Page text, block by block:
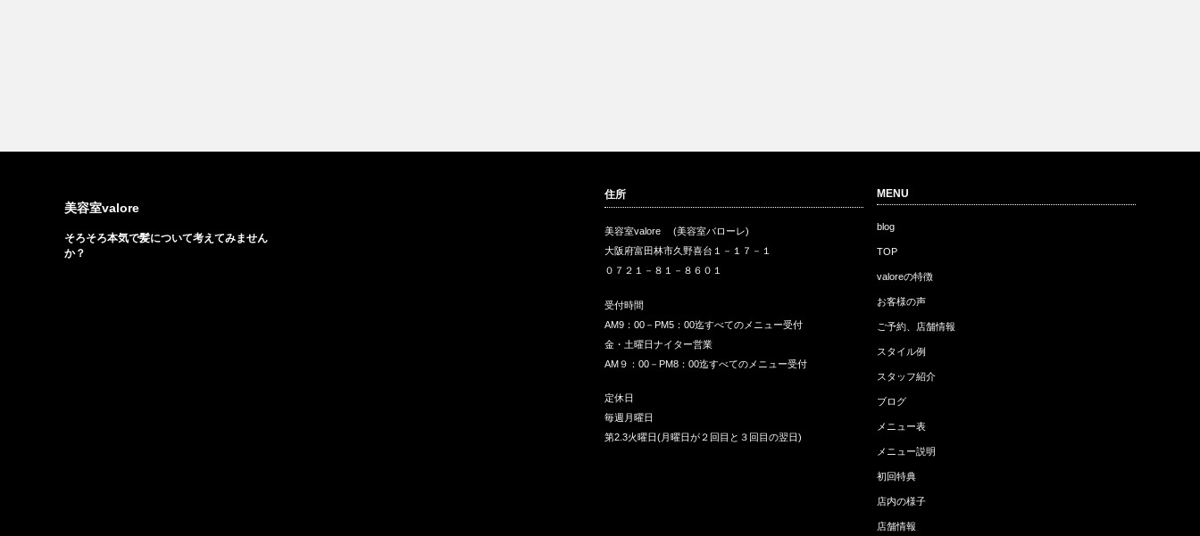
美容室valore
そろそろ本気で髪について考えてみません
か？
住所
美容室valore (美容室バローレ)
大阪府富田林市久野喜台１－１７－１
０７２１－８１－８６０１
受付時間
AM9：00－PM5：00迄すべてのメニュー受付
金・土曜日ナイター営業
AM９：00－PM8：00迄すべてのメニュー受付
定休日
毎週月曜日
第2.3火曜日(月曜日が２回目と３回目の翌日)
MENU
blog
TOP
valoreの特徴
お客様の声
ご予約、店舗情報
スタイル例
スタッフ紹介
ブログ
メニュー表
メニュー説明
初回特典
店内の様子
店舗情報